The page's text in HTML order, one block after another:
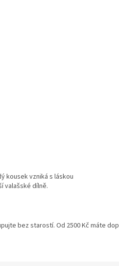
kousek vzniká s láskou
valašské dílně.
bez starostí. Od 2500 Kč máte